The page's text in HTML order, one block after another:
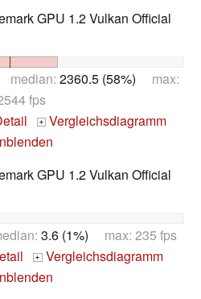
GPU 1.2 Vulkan Official
2360.5 (58%) max:
fps
+
Vergleichsdiagramm
GPU 1.2 Vulkan Official
3.6 (1%) max: 235 fps
+ Vergleichsdiagramm